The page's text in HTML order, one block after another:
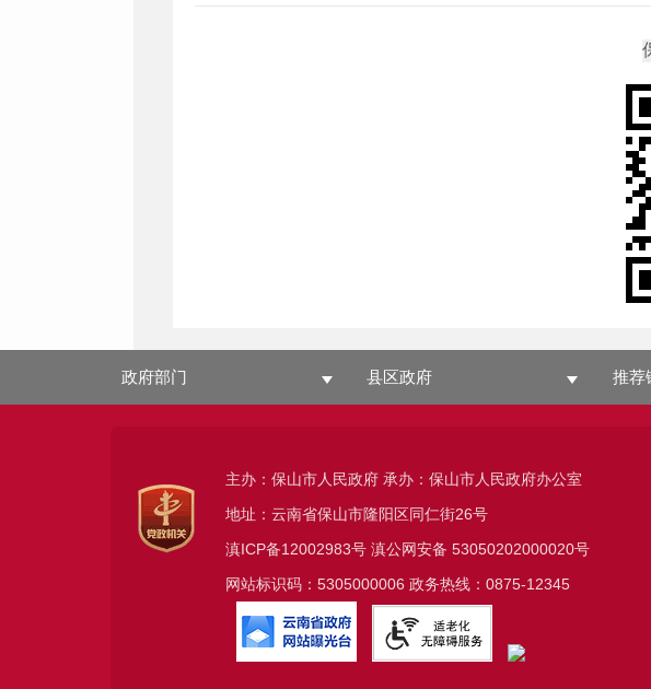
政府部门 县区政府 推荐
主办：保山市人民政府 承办：保山市人民政府办公室
地址：云南省保山市隆阳区同仁街26号
滇ICP备12002983号滇公网安备 53050202000020号
网站标识码：5305000006 政务热线：0875-12345